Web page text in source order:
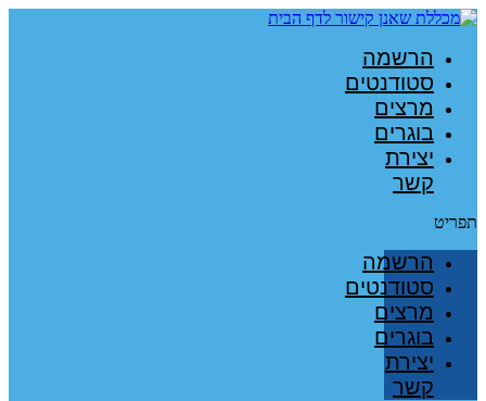
הרשמה
סטודנטים
מרצים
בוגרים
יצירת
קשר
תפריט
הרשמה
סטודנטים
מרצים
בוגרים
יצירת
קשר